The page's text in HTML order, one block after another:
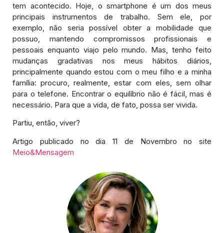
tem acontecido. Hoje, o smartphone é um dos meus
principais instrumentos de trabalho. Sem ele, por
exemplo, não seria possível obter a mobilidade que
possuo, mantendo compromissos profissionais e
pessoais enquanto viajo pelo mundo. Mas, tenho feito
mudanças gradativas nos meus hábitos diários,
principalmente quando estou com o meu filho e a minha
família: procuro, realmente, estar com eles, sem olhar
para o telefone. Encontrar o equilíbrio não é fácil, mas é
necessário. Para que a vida, de fato, possa ser vivida.
Partiu, então, viver?
Artigo publicado no dia 11 de Novembro no site
Meio&Mensagem